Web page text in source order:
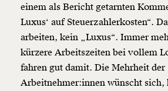
einem als Bericht getarnten
Luxus‘ auf Steuerzahlerkosten“.
arbeiten, kein „Luxus“. Immer
kürzere Arbeitszeiten bei vollem
fahren gut damit. Die Mehrheit der
Arbeitnehmer:innen wünscht sich,